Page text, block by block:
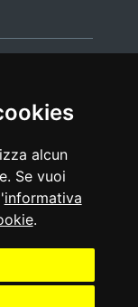
alcun
Se vuoi
informativa
.